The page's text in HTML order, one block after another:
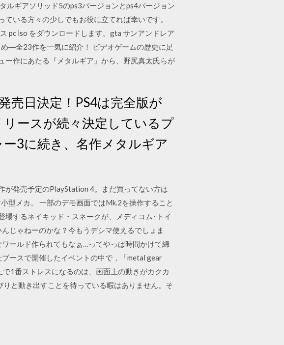
ルギアソリッド5のps3バージョンとps4バージョン
いる方々の少しでもお役に立てれば幸いです。
pc iso をダウンロードします。gta サンアンドレア
―全23作を一気に紹介！ ビデオゲームの歴史に足
ー作にあたる『メタルギア』から、野尻真太氏らが
売日決定！PS4は完全版が
ースが続々決定しているプ
3に続き、名作メタルギア
が発売予定のPlayStation 4。まだ買ってない方は
型メカ。 一部のデモ画面ではMk.2を操作すること
場するネイキッド・スネークが、メディコム･トイ
じゃねーのかな？今もうデシマ使えるでしょま
ールド作られてもなぁ…ってやっぱ時間かけて綿
ースで開催したイベントの中で，「metal gear
1番ストレスになるのは、画面上の動きがカクカ
と動き出すことを待っている暇はありません。そ